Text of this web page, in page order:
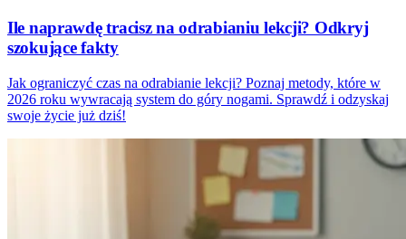
Ile naprawdę tracisz na odrabianiu lekcji? Odkryj
szokujące fakty
Jak ograniczyć czas na odrabianie lekcji? Poznaj metody, które w
2026 roku wywracają system do góry nogami. Sprawdź i odzyskaj
swoje życie już dziś!